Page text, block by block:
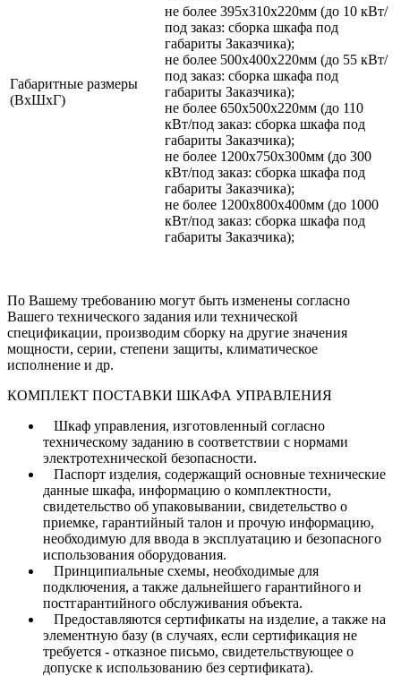
Габаритные размеры
(ВхШхГ)
не более 395х310х220мм (до 10 кВт/
под заказ: сборка шкафа под
габариты Заказчика);
не более 500х400х220мм (до 55 кВт/
под заказ: сборка шкафа под
габариты Заказчика);
не более 650х500х220мм (до 110
кВт/под заказ: сборка шкафа под
габариты Заказчика);
не более 1200х750х300мм (до 300
кВт/под заказ: сборка шкафа под
габариты Заказчика);
не более 1200х800х400мм (до 1000
кВт/под заказ: сборка шкафа под
габариты Заказчика);
По Вашему требованию могут быть изменены согласно
Вашего технического задания или технической
спецификации, производим сборку на другие значения
мощности, серии, степени защиты, климатическое
исполнение и др.
КОМПЛЕКТ ПОСТАВКИ ШКАФА УПРАВЛЕНИЯ
Шкаф управления, изготовленный согласно
техническому заданию в соответствии с нормами
электротехнической безопасности.
Паспорт изделия, содержащий основные технические
данные шкафа, информацию о комплектности,
свидетельство об упаковывании, свидетельство о
приемке, гарантийный талон и прочую информацию,
необходимую для ввода в эксплуатацию и безопасного
использования оборудования.
Принципиальные схемы, необходимые для
подключения, а также дальнейшего гарантийного и
постгарантийного обслуживания объекта.
Предоставляются сертификаты на изделие, а также на
элементную базу (в случаях, если сертификация не
требуется - отказное письмо, свидетельствующее о
допуске к использованию без сертификата).